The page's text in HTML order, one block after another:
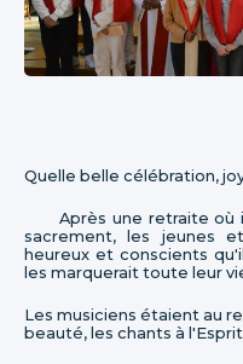
Quelle belle célébration,
Après une retraite où
sacrement, les jeunes
heureux et conscients
les marquerait toute leur
Les musiciens étaient au
beauté, les chants à